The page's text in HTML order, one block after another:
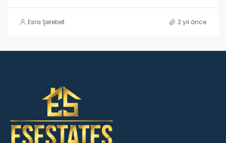
Esra Şerebet 2 yıl önce